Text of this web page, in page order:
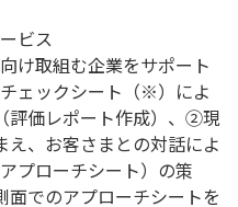
ビス
け取組む企業をサポート
ェックシート（※）によ
評価レポート作成）、②現
、お客さまとの対話によ
プローチシート）の策
でのアプローチシートを